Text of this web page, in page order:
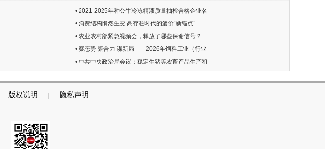
• 2021-2025年种公牛冷冻精液质量抽检合格企业名
• 消费结构悄然生变 高存栏时代的蛋价“新锚点”
• 农业农村部紧急视频会，释放了哪些保命信号？
• 察态势 聚合力 谋新局——2026年饲料工业（行业
• 中共中央政治局会议：稳定生猪等农畜产品生产和
版权说明 隐私声明